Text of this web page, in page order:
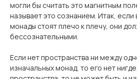
могли бы считать это магнитным
называет это сознанием. Итак, если
монады стоят плечо к плечу, они
бессознательными.
Если нет пространства ни между
изначальных монад, то его нет